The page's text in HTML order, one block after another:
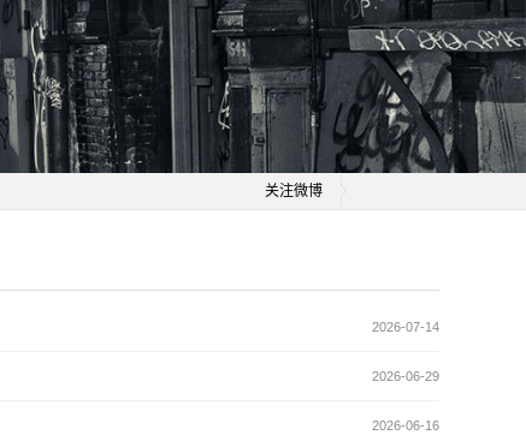
关注微博
2026-07-14
2026-06-29
2026-06-16